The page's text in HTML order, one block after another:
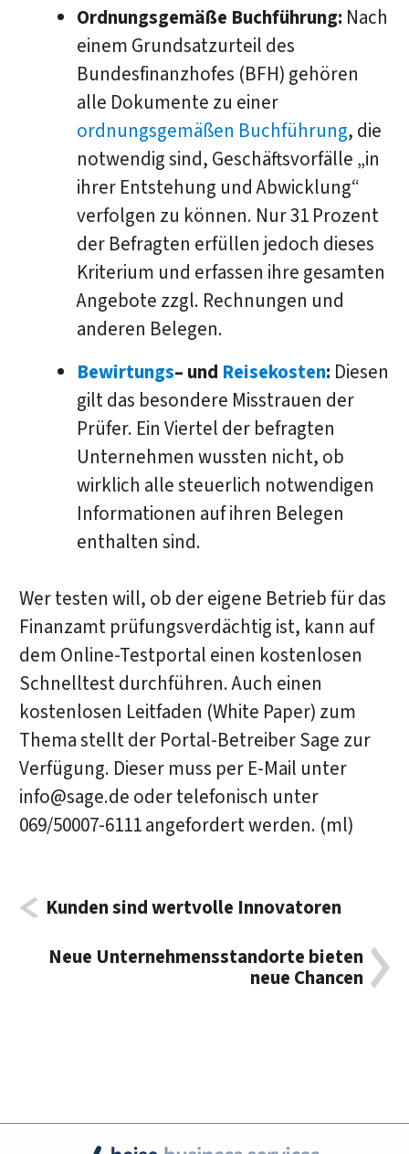
Ordnungsgemäße Buchführung: Nach
einem Grundsatzurteil des
Bundesfinanzhofes (BFH) gehören
alle Dokumente zu einer
ordnungsgemäßen Buchführung, die
notwendig sind, Geschäftsvorfälle „in
ihrer Entstehung und Abwicklung“
verfolgen zu können. Nur 31 Prozent
der Befragten erfüllen jedoch dieses
Kriterium und erfassen ihre gesamten
Angebote zzgl. Rechnungen und
anderen Belegen.
Bewirtungs– und Reisekosten: Diesen
gilt das besondere Misstrauen der
Prüfer. Ein Viertel der befragten
Unternehmen wussten nicht, ob
wirklich alle steuerlich notwendigen
Informationen auf ihren Belegen
enthalten sind.
Wer testen will, ob der eigene Betrieb für das
Finanzamt prüfungsverdächtig ist, kann auf
dem Online-Testportal einen kostenlosen
Schnelltest durchführen. Auch einen
kostenlosen Leitfaden (White Paper) zum
Thema stellt der Portal-Betreiber Sage zur
Verfügung. Dieser muss per E-Mail unter
info@sage.de oder telefonisch unter
069/50007-6111 angefordert werden. (ml)
Kunden sind wertvolle Innovatoren
Neue Unternehmensstandorte bieten
neue Chancen